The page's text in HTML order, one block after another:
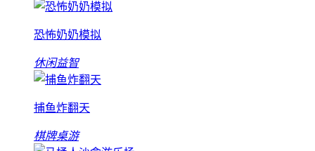
恐怖奶奶模拟
休闲益智
捕鱼炸翻天
棋牌桌游